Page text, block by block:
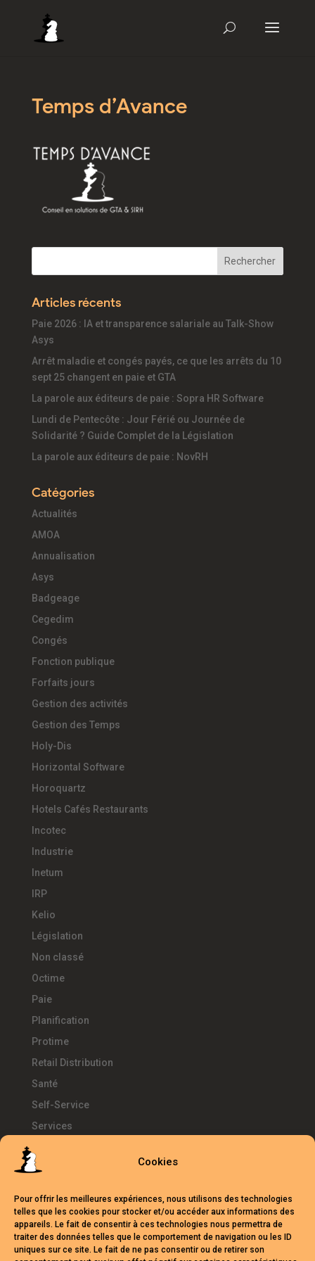
Cookies
Pour offrir les meilleures expériences, nous utilisons des technologies
telles que les cookies pour stocker et/ou accéder aux informations des
appareils. Le fait de consentir à ces technologies nous permettra de
traiter des données telles que le comportement de navigation ou les ID
uniques sur ce site. Le fait de ne pas consentir ou de retirer son
Temps d’Avance
Articles récents
Paie 2026 : IA et transparence salariale au Talk-Show
Asys
Arrêt maladie et congés payés, ce que les arrêts du 10
sept 25 changent en paie et GTA
La parole aux éditeurs de paie : Sopra HR Software
Lundi de Pentecôte : Jour Férié ou Journée de
Solidarité ? Guide Complet de la Législation
La parole aux éditeurs de paie : NovRH
Catégories
Actualités
AMOA
Annualisation
Asys
Badgeage
Cegedim
Congés
Fonction publique
Forfaits jours
Gestion des activités
Gestion des Temps
Holy-Dis
Horizontal Software
Horoquartz
Hotels Cafés Restaurants
Incotec
Industrie
Inetum
IRP
Kelio
Législation
Non classé
Octime
Paie
Planification
Protime
Retail Distribution
Santé
Self-Service
Services
Télétravail
Temps d'Avance
UKG
Webinars